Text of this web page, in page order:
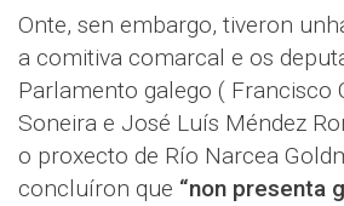
Onte, sen embargo, tiveron
a comitiva comarcal e os
Parlamento galego ( Francisco
Soneira e José Luís Méndez
o proxecto de Río Narcea
concluíron que “non presenta